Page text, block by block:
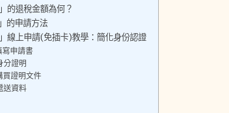
的退稅金額為何？
的申請方法
線上申請(免插卡)教學：簡化身份認證
申請書
分證明
證明文件
送資料